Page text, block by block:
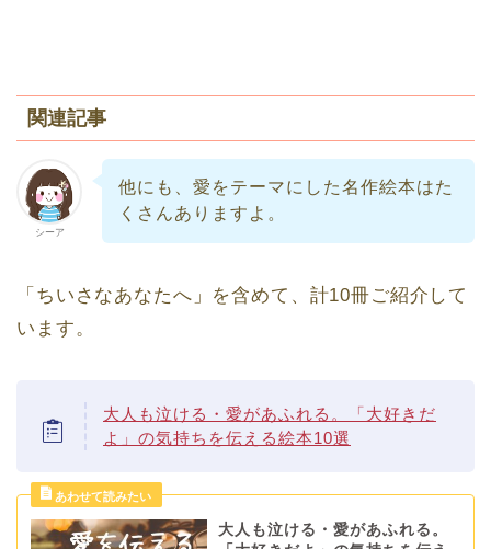
関連記事
シーア
他にも、愛をテーマにした名作絵本はた
くさんありますよ。
「ちいさなあなたへ」を含めて、計10冊ご紹介して
います。
大人も泣ける・愛があふれる。「大好きだ
よ」の気持ちを伝える絵本10選
大人も泣ける・愛があふれる。